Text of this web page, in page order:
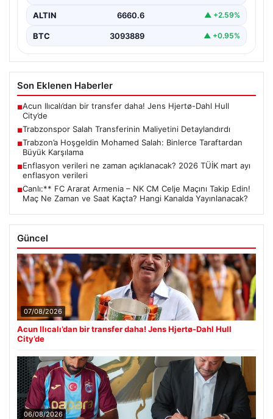
ALTIN 6660.6 ▲ +2.59%
BTC 3093889 ▲ +0.95%
Son Eklenen Haberler
■Acun Ilıcalı’dan bir transfer daha! Jens Hjertø-Dahl Hull
City’de
■Trabzonspor Salah Transferinin Maliyetini Detaylandırdı
■Trabzon’a Hoşgeldin Mohamed Salah: Binlerce Taraftardan
Büyük Karşılama
■Enflasyon verileri ne zaman açıklanacak? 2026 TÜİK mart ayı
enflasyon verileri
■Canlı:** FC Ararat Armenia – NK CM Celje Maçını Takip Edin!
Maç Ne Zaman ve Saat Kaçta? Hangi Kanalda Yayınlanacak?
Güncel
07/08/2026
Acun Ilıcalı’dan bir transfer daha! Jens Hjertø-Dahl Hull
City’de
06/08/2026